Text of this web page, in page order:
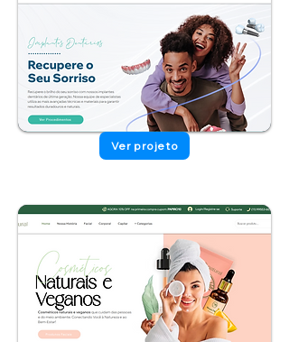
Ver projeto